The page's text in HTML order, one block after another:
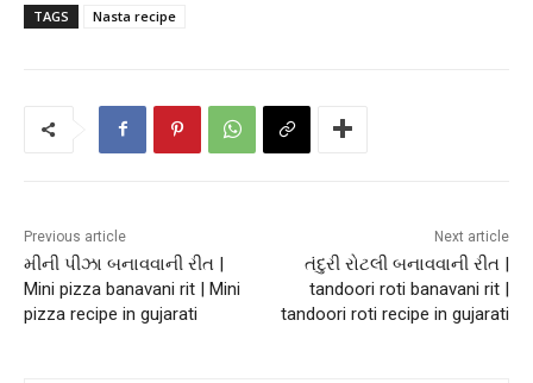
TAGS Nasta recipe
Previous article
મીની પીઝા બનાવવાની રીત |
Mini pizza banavani rit | Mini
pizza recipe in gujarati
Next article
તંદુરી રોટલી બનાવવાની રીત |
tandoori roti banavani rit |
tandoori roti recipe in gujarati